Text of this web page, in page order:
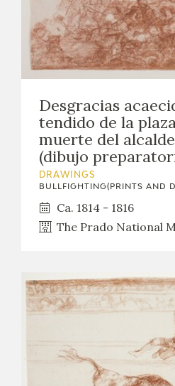
Desgracias
tendido de la
muerte del
(dibujo
DRAWINGS
BULLFIGHTING(PRINTS AND
Ca. 1814 - 1816
The Prado National